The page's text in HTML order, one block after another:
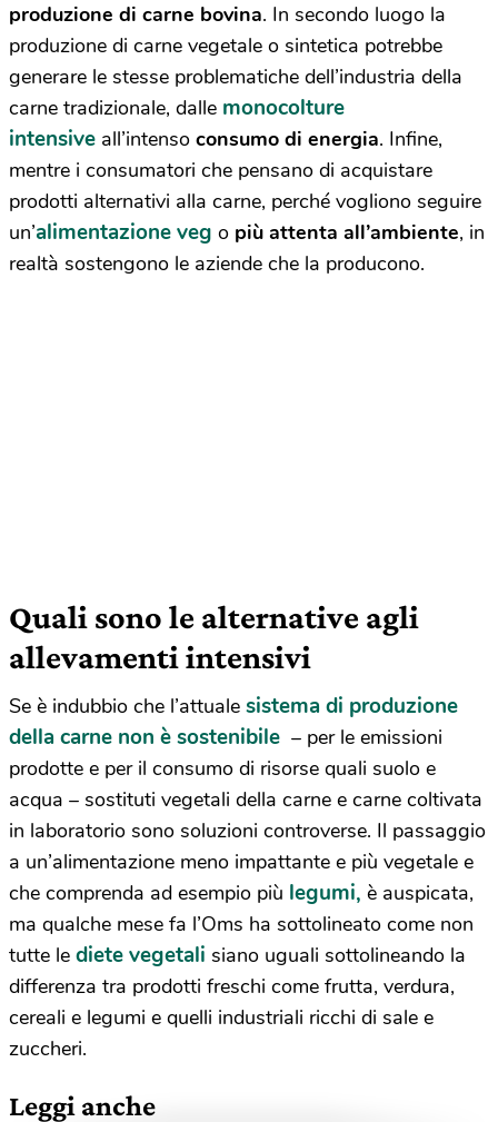
produzione di carne bovina. In secondo luogo la
produzione di carne vegetale o sintetica potrebbe
generare le stesse problematiche dell’industria della
carne tradizionale, dalle monocolture
intensive all’intenso consumo di energia. Infine,
mentre i consumatori che pensano di acquistare
prodotti alternativi alla carne, perché vogliono seguire
un’alimentazione veg o più attenta all’ambiente, in
realtà sostengono le aziende che la producono.
Quali sono le alternative agli
allevamenti intensivi
Se è indubbio che l’attuale sistema di produzione
della carne non è sostenibile – per le emissioni
prodotte e per il consumo di risorse quali suolo e
acqua – sostituti vegetali della carne e carne coltivata
in laboratorio sono soluzioni controverse. Il passaggio
a un’alimentazione meno impattante e più vegetale e
che comprenda ad esempio più legumi, è auspicata,
ma qualche mese fa l’Oms ha sottolineato come non
tutte le diete vegetali siano uguali sottolineando la
differenza tra prodotti freschi come frutta, verdura,
cereali e legumi e quelli industriali ricchi di sale e
zuccheri.
Leggi anche